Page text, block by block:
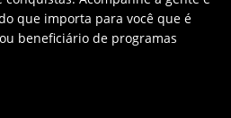
que importa para você que é
beneficiário de programas